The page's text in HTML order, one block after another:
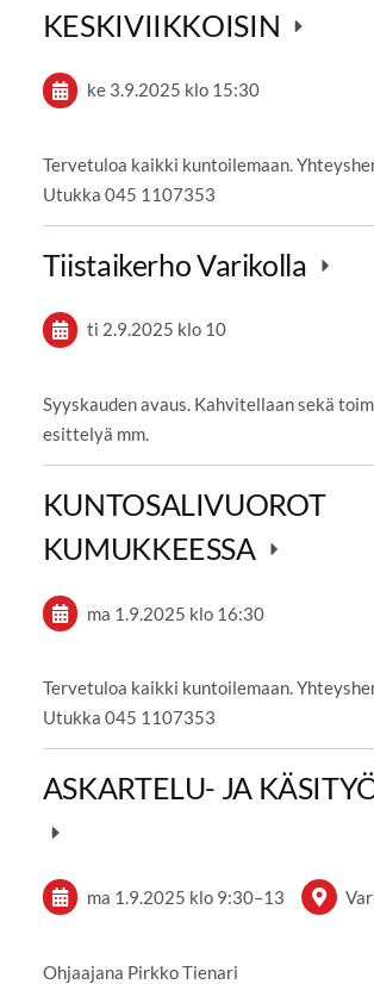
KESKIVIIKKOISIN
ke 3.9.2025 klo 15:30
Tervetuloa kaikki kuntoilemaan.
Utukka 045 1107353
Tiistaikerho Varikolla
ti 2.9.2025 klo 10
Syyskauden avaus. Kahvitellaan sekä
esittelyä mm.
KUNTOSALIVUOROT
KUMUKKEESSA
ma 1.9.2025 klo 16:30
Tervetuloa kaikki kuntoilemaan.
Utukka 045 1107353
ASKARTELU- JA
ma 1.9.2025 klo 9:30–13
Ohjaajana Pirkko Tienari